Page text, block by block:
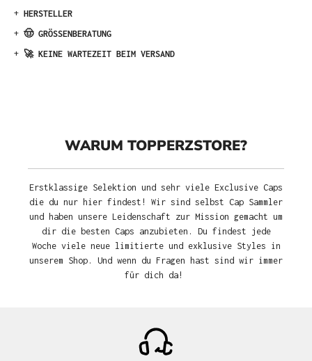
+ HERSTELLER
+ 🤠 GRÖSSENBERATUNG
+ 🚀 KEINE WARTEZEIT BEIM VERSAND
WARUM TOPPERZSTORE?
Erstklassige Selektion und sehr viele Exclusive Caps
die du nur hier findest! Wir sind selbst Cap Sammler
und haben unsere Leidenschaft zur Mission gemacht um
dir die besten Caps anzubieten. Du findest jede
Woche viele neue limitierte und exklusive Styles in
unserem Shop. Und wenn du Fragen hast sind wir immer
für dich da!